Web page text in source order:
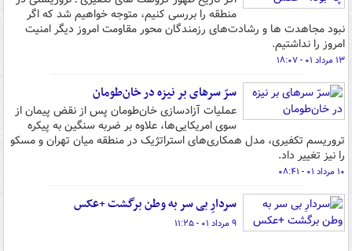
منطقه را بررسی کنیم، متوجه خواهیم شد که اگر
نبود مجاهدت ها و رشادت‌های رزمندگان محور مقاومت امروز دیگر امنیت
امروز را نداشتیم.
۱۳ مرداد ۰۱ - ۱۸:۰۷
سرّ سرهای بر نیزه در خان‌طومان
عملیات آزادسازی خان‌طومان پس از نقض پیمان از
سوی امریکایی‌ها، علاوه بر ضربه سنگین به پیکره
تروریسم تکفیری، مدل همکاری‌های استراتژیک در منطقه میان تهران و مسکو
را نیز تغییر داد.
۱۰ مرداد ۰۱ - ۰۸:۴۱
سردارِ بی سر به وطن برگشت +عکس
۹ مرداد ۰۱ - ۱۱:۲۵